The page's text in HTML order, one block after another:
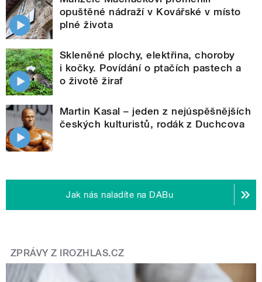
opuštěné nádraží v Kovářské v místo
plné života
Skleněné plochy, elektřina, choroby
i kočky. Povídání o ptačích pastech a
o životě žiraf
Martin Kasal – jeden z nejúspěšnějších
českých kulturistů, rodák z Duchcova
Jak nás naladíte na DABu
ZPRÁVY Z IROZHLAS.CZ